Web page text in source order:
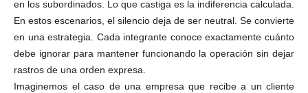
en los subordinados. Lo que castiga es la indiferencia calculada.
En estos escenarios, el silencio deja de ser neutral. Se convierte
en una estrategia. Cada integrante conoce exactamente cuánto
debe ignorar para mantener funcionando la operación sin dejar
rastros de una orden expresa.
Imaginemos el caso de una empresa que recibe a un cliente